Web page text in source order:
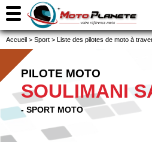
Accueil > Sport > Liste des pilotes de moto à
PILOTE MOTO
SOULIMANI
- SPORT MOTO